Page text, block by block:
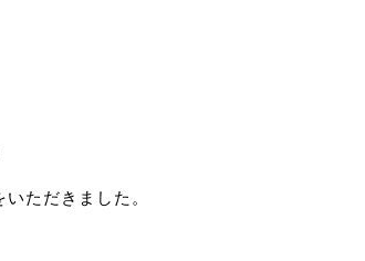
ただきました。